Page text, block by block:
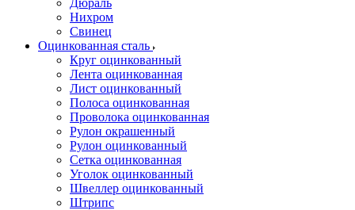
Дюраль
Нихром
Свинец
Оцинкованная сталь
Круг оцинкованный
Лента оцинкованная
Лист оцинкованный
Полоса оцинкованная
Проволока оцинкованная
Рулон окрашенный
Рулон оцинкованный
Сетка оцинкованная
Уголок оцинкованный
Швеллер оцинкованный
Штрипс